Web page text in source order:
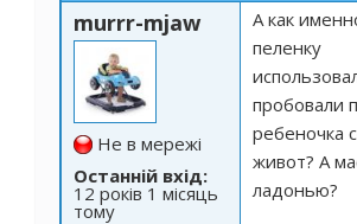
murrr-mjaw
Не в мережі
Останній вхід:
12 років 1 місяць
тому
А как
пеленку
пробовали
ребеночка
живот? А
ладонью?